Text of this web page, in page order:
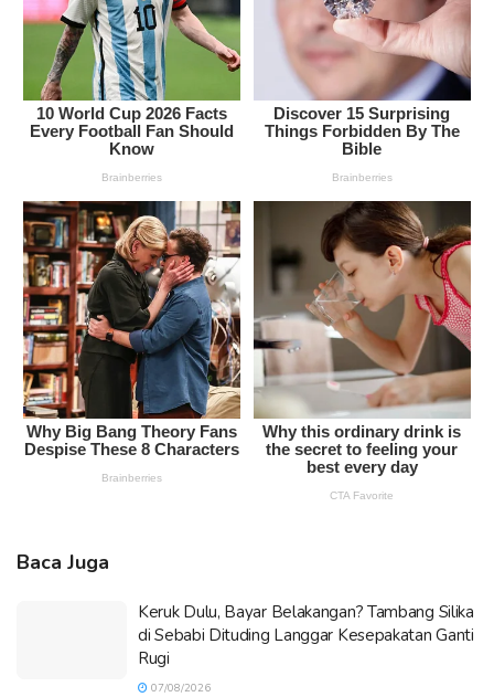
Baca Juga
Keruk Dulu, Bayar Belakangan? Tambang Silika
di Sebabi Dituding Langgar Kesepakatan Ganti
Rugi
07/08/2026